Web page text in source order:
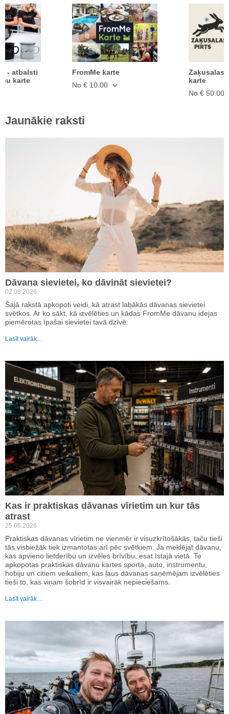
- atbalsti
karte
FromMe karte
No € 10.00
Zaķusalas
karte
No € 50.00
Jaunākie raksti
Dāvana sievietei, ko dāvināt sievietei?
02.08.2026
Šajā rakstā apkopoti veidi, kā atrast labākās dāvanas sievietei
svētkos. Ar ko sākt, kā izvēlēties un kādas FromMe dāvanu idejas
piemērotas īpašai sievietei tavā dzīvē.
Lasīt vairāk…
Kas ir praktiskas dāvanas vīrietim un kur tās
atrast
25.06.2026
Praktiskas dāvanas vīrietim ne vienmēr ir visuzkrītošākās, taču tieši
tās visbiežāk tiek izmantotas arī pēc svētkiem. Ja meklējat dāvanu,
kas apvieno lietderību un izvēles brīvību, esat īstajā vietā. Te
apkopotas praktiskas dāvanu kartes sporta, auto, instrumentu,
hobiju un citiem veikaliem, kas ļaus dāvanas saņēmējam izvēlēties
tieši to, kas viņam šobrīd ir visvairāk nepieciešams.
Lasīt vairāk…